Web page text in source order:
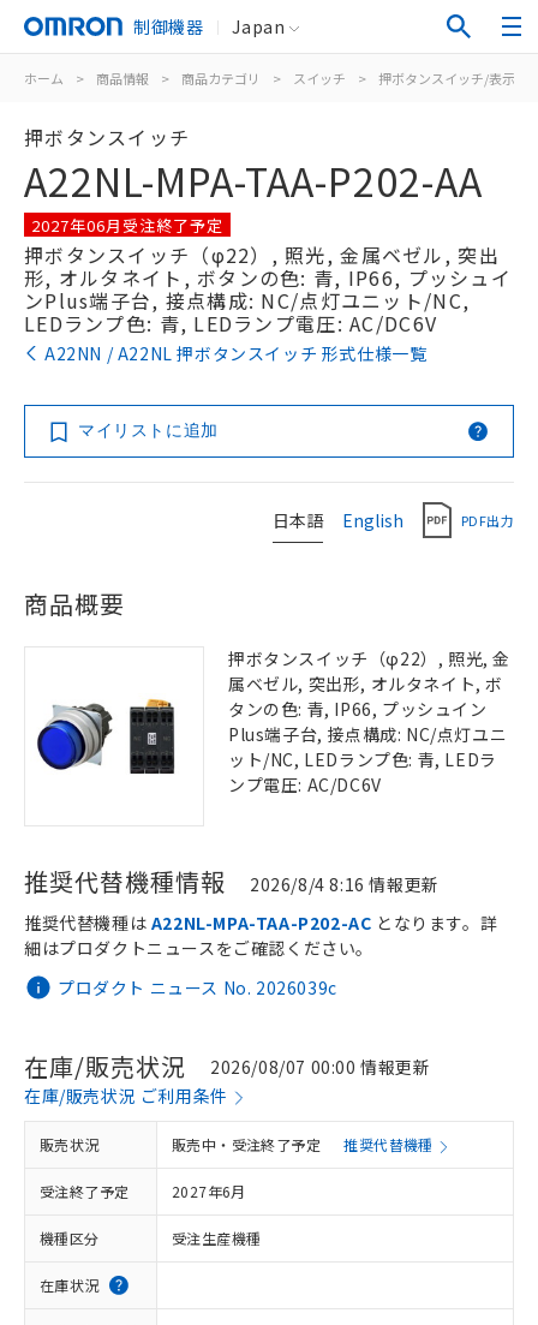
制御機器 Japan
ホーム > 商品情報 > 商品カテゴリ > スイッチ > 押ボタンスイッチ/表示灯
押ボタンスイッチ
A22NL-MPA-TAA-P202-AA
2027年06月受注終了予定
押ボタンスイッチ（φ22）, 照光, 金属ベゼル, 突出
形, オルタネイト, ボタンの色: 青, IP66, プッシュイ
ンPlus端子台, 接点構成: NC/点灯ユニット/NC,
LEDランプ色: 青, LEDランプ電圧: AC/DC6V
A22NN / A22NL 押ボタンスイッチ 形式仕様一覧
マイリストに追加
日本語 English PDF出力
商品概要
押ボタンスイッチ（φ22）, 照光, 金
属ベゼル, 突出形, オルタネイト, ボ
タンの色: 青, IP66, プッシュイン
Plus端子台, 接点構成: NC/点灯ユニ
ット/NC, LEDランプ色: 青, LEDラ
ンプ電圧: AC/DC6V
推奨代替機種情報 2026/8/4 8:16 情報更新
プロダクト ニュース No. 2026039c
推奨代替機種は A22NL-MPA-TAA-P202-AC となります。詳
細はプロダクトニュースをご確認ください。
在庫/販売状況
2026/08/07 00:00 情報更新
在庫/販売状況 ご利用条件
販売状況 販売中・受注終了予定 推奨代替機種
受注終了予定 2027年6月
機種区分 受注生産機種
在庫状況